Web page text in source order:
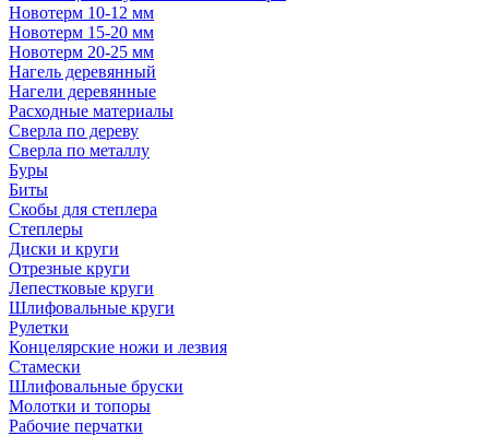
Новотерм 10-12 мм
Новотерм 15-20 мм
Новотерм 20-25 мм
Нагель деревянный
Нагели деревянные
Расходные материалы
Сверла по дереву
Сверла по металлу
Буры
Биты
Скобы для степлера
Степлеры
Диски и круги
Отрезные круги
Лепестковые круги
Шлифовальные круги
Рулетки
Концелярские ножи и лезвия
Стамески
Шлифовальные бруски
Молотки и топоры
Рабочие перчатки